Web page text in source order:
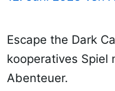
Escape the Dark
kooperatives Spiel
Abenteuer.